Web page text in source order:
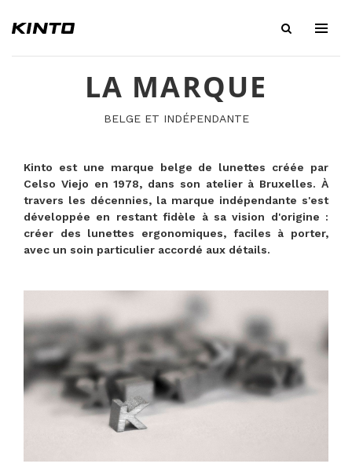
LA MARQUE
BELGE ET INDÉPENDANTE
Kinto est une marque belge de lunettes créée par
Celso Viejo en 1978, dans son atelier à Bruxelles. À
travers les décennies, la marque indépendante s'est
développée en restant fidèle à sa vision d'origine :
créer des lunettes ergonomiques, faciles à porter,
avec un soin particulier accordé aux détails.